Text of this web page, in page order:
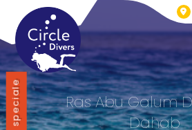
Ras Abu Galum
Dahab